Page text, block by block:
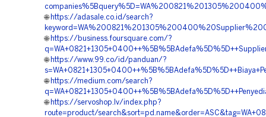
🌐 https://adasale.co.id/search?
🌐 https://business.foursquare.com/?
🌐 https://www.99.co/id/panduan/?
🌐 https://medium.com/search?
🌐 https://servoshop.lv/index.php?
route=product/